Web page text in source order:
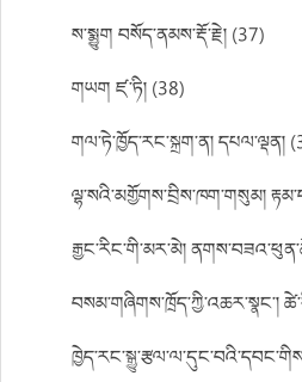
ས་སྨྱུག བསོད་ནམས་རྡོ་རྗེ། (37)
གཡག ཛ་ཏི། (38)
གལ་ཏེ་ཁྱོད་རང་སྐྲག་ན། དཔལ་ལྡན།
ལྷ་སའི་མགྱོགས་བྲིས་ཁག་གསུམ།
རྒྱང་རིང་གི་མར་མེ།
བསམ་གཞིགས་ཁྲོད་ཀྱི་འཆར་སྣང་།